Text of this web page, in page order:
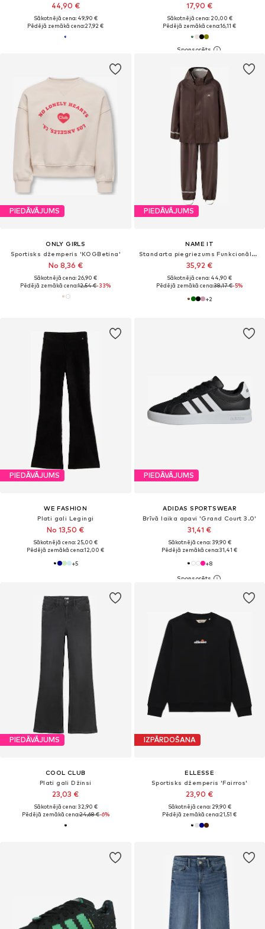
44,90 €
Sākotnējā cena: 49,90 €
Pēdējā zemākā cena:27,92 €
17,90 €
Sākotnējā cena: 20,00 €
Pēdējā zemākā cena:16,11 €
PIEDĀVĀJUMS
ONLY GIRLS
Sportisks džemperis 'KOGBetina'
No 8,36 €
Sākotnējā cena: 26,90 €
Pēdējā zemākā cena:12,54 €-33%
PIEDĀVĀJUMS
NAME IT
Standarta piegriezums Funkcionālais apģērbs 'NKNDRY10'
35,92 €
Sākotnējā cena: 44,90 €
Pēdējā zemākā cena:38,17 €-5%
+2
PIEDĀVĀJUMS
WE FASHION
Plati gali Legingi
No 13,50 €
Sākotnējā cena: 25,00 €
Pēdējā zemākā cena:12,00 €
+5
PIEDĀVĀJUMS
ADIDAS SPORTSWEAR
Brīvā laika apavi 'Grand Court 3.0'
31,41 €
Sākotnējā cena: 39,90 €
Pēdējā zemākā cena:31,41 €
+8
PIEDĀVĀJUMS
COOL CLUB
Plati gali Džinsi
23,03 €
Sākotnējā cena: 32,90 €
Pēdējā zemākā cena:24,68 €-6%
IZPĀRDOŠANA
ELLESSE
Sportisks džemperis 'Fairros'
23,90 €
Sākotnējā cena: 29,90 €
Pēdējā zemākā cena:21,51 €